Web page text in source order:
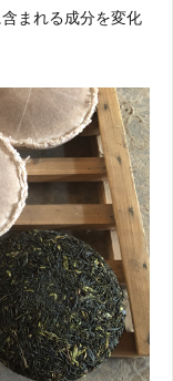
まれる成分を変化